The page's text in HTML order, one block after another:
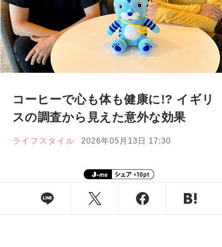
コーヒーで心も体も健康に!? イギリ
スの調査から見えた意外な効果
ライフスタイル 2026年05月13日 17:30